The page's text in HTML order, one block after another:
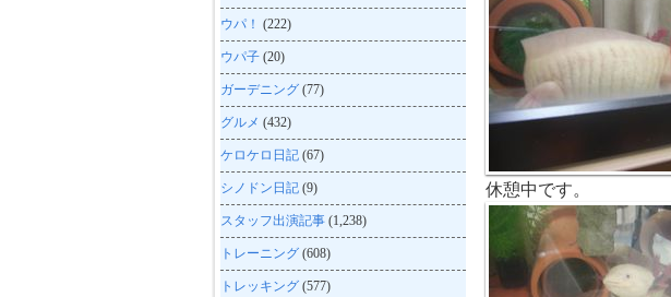
休憩中です。
ウパ！ (222)
ウパ子 (20)
ガーデニング (77)
グルメ (432)
ケロケロ日記 (67)
シノドン日記 (9)
スタッフ出演記事 (1,238)
トレーニング (608)
トレッキング (577)